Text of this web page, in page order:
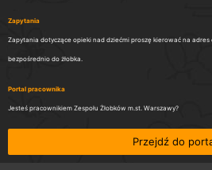
Zapytania
Zapytania dotyczące opieki nad dziećmi proszę kierować na
bezpośrednio do żłobka.
Portal pracownika
Jesteś pracownikiem Zespołu Żłobków m.st. Warszawy?
Przejdź do